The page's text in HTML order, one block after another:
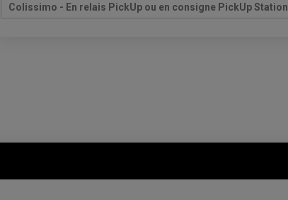
Colissimo - En relais PickUp ou en consigne PickUp Station